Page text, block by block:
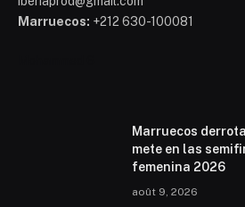
Marruecos: +212 630-100081
Marruecos
mete en las
femenina 2026
août 9, 2026